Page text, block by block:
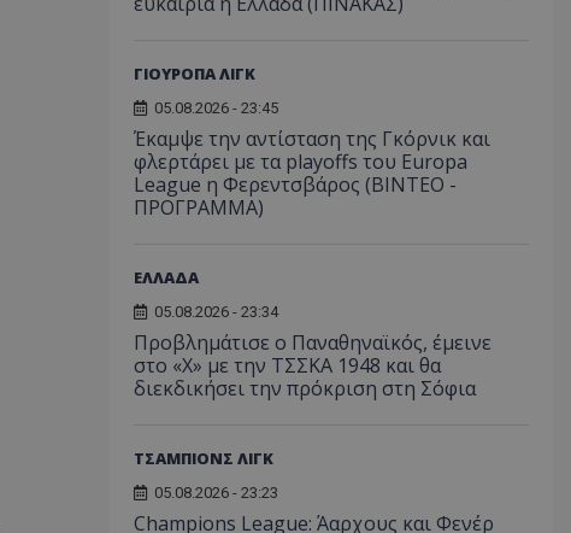
ΓΙΟΥΡΟΠΑ ΛΙΓΚ
05.08.2026 - 23:45
Έκαμψε την αντίσταση της Γκόρνικ και
φλερτάρει με τα playoffs του Europa
League η Φερεντσβάρος (ΒΙΝΤΕΟ -
ΠΡΟΓΡΑΜΜΑ)
ΕΛΛΑΔΑ
05.08.2026 - 23:34
Προβλημάτισε ο Παναθηναϊκός, έμεινε
στο «Χ» με την ΤΣΣΚΑ 1948 και θα
διεκδικήσει την πρόκριση στη Σόφια
ΤΣΑΜΠΙΟΝΣ ΛΙΓΚ
05.08.2026 - 23:23
Champions League: Άαρχους και Φενέρ